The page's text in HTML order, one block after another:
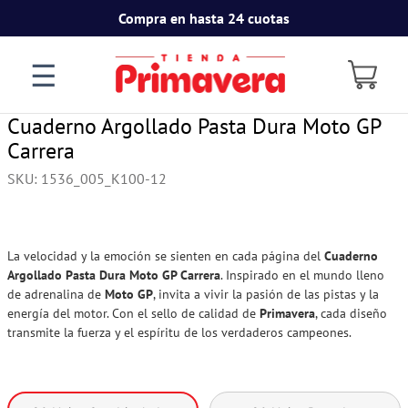
Compra en hasta 24 cuotas
☰
Cuaderno Argollado Pasta Dura Moto GP
Carrera
SKU: 1536_005_K100-12
La velocidad y la emoción se sienten en cada página del Cuaderno
Argollado Pasta Dura Moto GP Carrera. Inspirado en el mundo lleno
de adrenalina de Moto GP, invita a vivir la pasión de las pistas y la
energía del motor. Con el sello de calidad de Primavera, cada diseño
transmite la fuerza y el espíritu de los verdaderos campeones.